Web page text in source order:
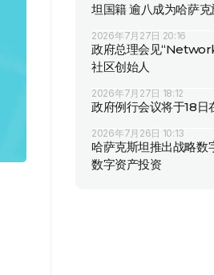
坦国籍 逾八成为哈萨
2026年7月27日 20:16
政府总理会见
社区创始人
2026年7月27日 18:12
政府例行会议将于18日
2026年7月26日 10:13
哈萨克斯坦推出战略数
数字资产投资